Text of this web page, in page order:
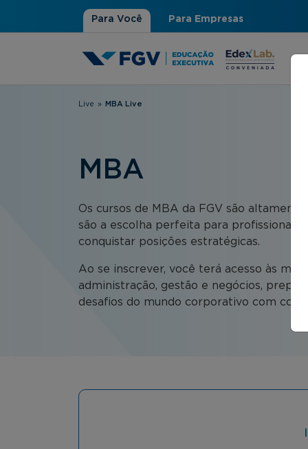
Para Você Para Empresas
Você está aqui
Live » MBA Live
MBA
Os cursos de MBA da FGV são
são a escolha perfeita para profissionais
conquistar posições estratégicas.
Ao se inscrever, você terá acesso às
administração, gestão e negócios,
desafios do mundo corporativo com